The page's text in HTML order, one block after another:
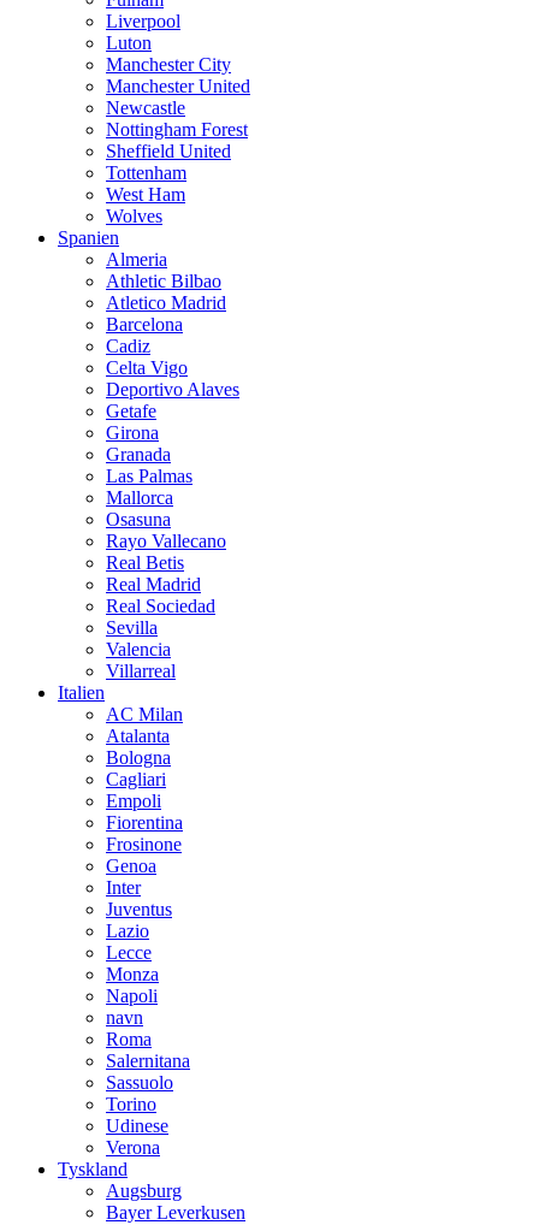
Liverpool
Luton
Manchester City
Manchester United
Newcastle
Nottingham Forest
Sheffield United
Tottenham
West Ham
Wolves
Spanien
Almeria
Athletic Bilbao
Atletico Madrid
Barcelona
Cadiz
Celta Vigo
Deportivo Alaves
Getafe
Girona
Granada
Las Palmas
Mallorca
Osasuna
Rayo Vallecano
Real Betis
Real Madrid
Real Sociedad
Sevilla
Valencia
Villarreal
Italien
AC Milan
Atalanta
Bologna
Cagliari
Empoli
Fiorentina
Frosinone
Genoa
Inter
Juventus
Lazio
Lecce
Monza
Napoli
navn
Roma
Salernitana
Sassuolo
Torino
Udinese
Verona
Tyskland
Augsburg
Bayer Leverkusen